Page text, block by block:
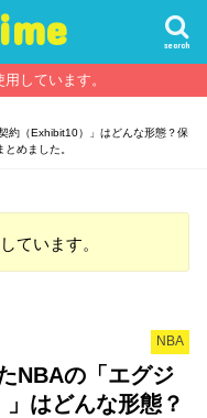
search
しています。
約（Exhibit10）」はどんな形態？保
めました。
ています。
NBA
NBAの「エグジ
はどんな形態？